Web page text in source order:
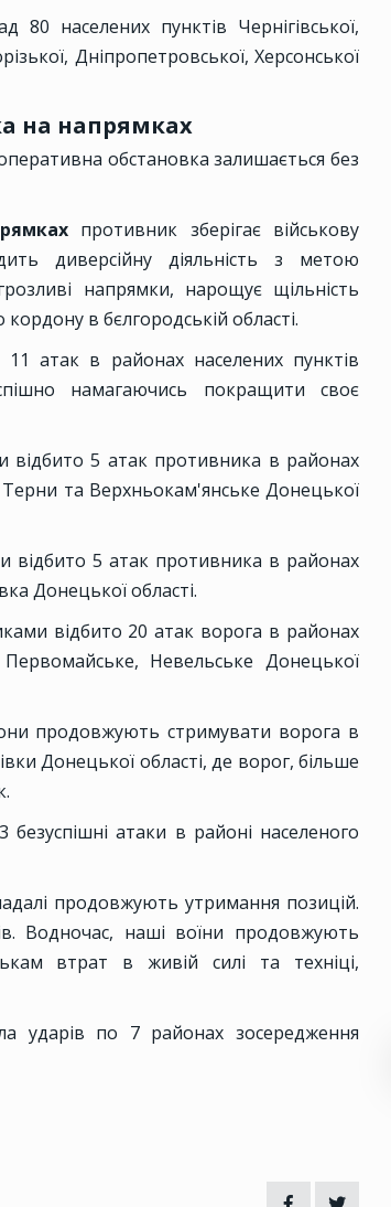
населених пунктів Чернігівської,
Дніпропетровської, Херсонської
на напрямках
обстановка залишається без
противник зберігає військову
диверсійну діяльність з метою
напрямки, нарощує щільність
в бєлгородській області.
атак в районах населених пунктів
намагаючись покращити своє
відбито 5 атак противника в районах
Терни та Верхньокам'янське Донецької
відбито 5 атак противника в районах
Донецької області.
відбито 20 атак ворога в районах
Невельське Донецької
продовжують стримувати ворога в
Донецької області, де ворог, більше
атаки в районі населеного
продовжують утримання позицій.
Водночас, наші воїни продовжують
втрат в живій силі та техніці,
ударів по 7 районах зосередження